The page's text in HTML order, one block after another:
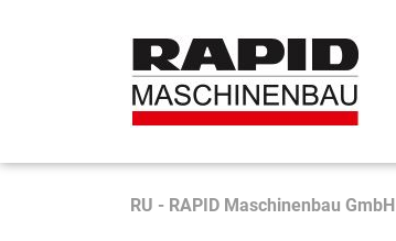
RU - RAPID Maschinenbau GmbH